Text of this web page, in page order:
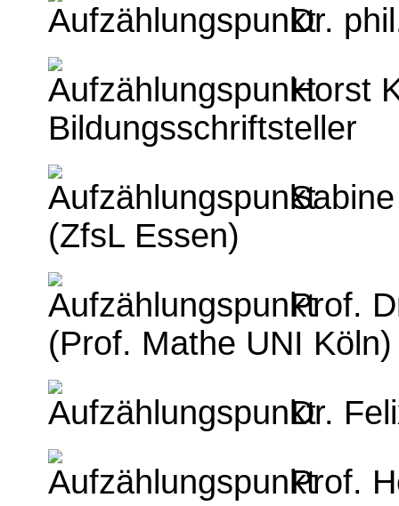
Dr.
Horst
Bildungsschriftsteller
(ZfsL Essen)
Prof.
(Prof. Mathe UNI Köln)
Dr.
Prof.